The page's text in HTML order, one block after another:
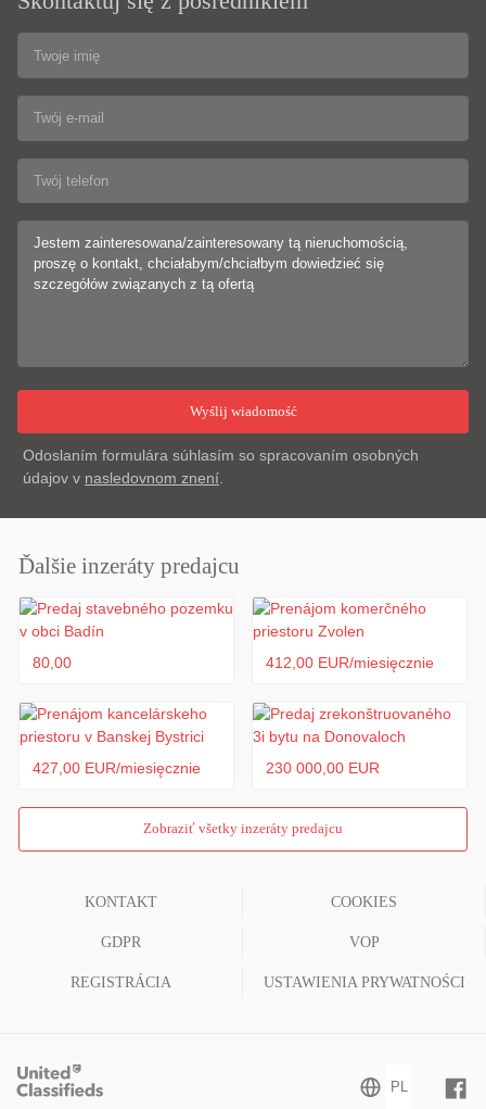
Odoslaním formulára súhlasím so spracovaním osobných
údajov v nasledovnom znení.
Ďalšie inzeráty predajcu
80,00 412,00 EUR/miesięcznie
427,00 EUR/miesięcznie 230 000,00 EUR
Zobraziť všetky inzeráty predajcu
KONTAKT COOKIES
GDPR VOP
REGISTRÁCIA USTAWIENIA PRYWATNOŚCI